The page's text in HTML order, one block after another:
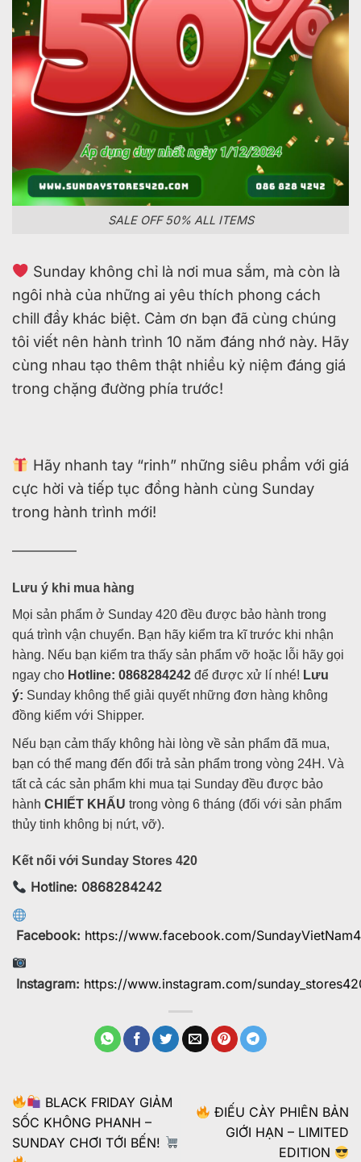
SALE OFF 50% ALL ITEMS
Sunday không chỉ là nơi mua sắm, mà còn là
ngôi nhà của những ai yêu thích phong cách
chill đầy khác biệt. Cảm ơn bạn đã cùng chúng
tôi viết nên hành trình 10 năm đáng nhớ này. Hãy
cùng nhau tạo thêm thật nhiều kỷ niệm đáng giá
trong chặng đường phía trước!
Hãy nhanh tay “rinh” những siêu phẩm với giá
cực hời và tiếp tục đồng hành cùng Sunday
trong hành trình mới!
—————
Lưu ý khi mua hàng
Mọi sản phẩm ở Sunday 420 đều được bảo hành trong
quá trình vận chuyển. Bạn hãy kiểm tra kĩ trước khi nhận
hàng. Nếu bạn kiểm tra thấy sản phẩm vỡ hoặc lỗi hãy gọi
ngay cho Hotline: 0868284242 để được xử lí nhé! Lưu
ý: Sunday không thể giải quyết những đơn hàng không
đồng kiểm với Shipper.
Nếu bạn cảm thấy không hài lòng về sản phẩm đã mua,
bạn có thể mang đến đổi trả sản phẩm trong vòng 24H. Và
tất cả các sản phẩm khi mua tại Sunday đều được bảo
hành CHIẾT KHẤU trong vòng 6 tháng (đối với sản phẩm
thủy tinh không bị nứt, vỡ).
Kết nối với Sunday Stores 420
Hotline: 0868284242
Facebook: https://www.facebook.com/
Instagram: https://www.instagram.com/
BLACK FRIDAY GIẢM
SỐC KHÔNG PHANH –
SUNDAY CHƠI TỚI BẾN!
ĐIẾU CÀY PHIÊN BẢN
GIỚI HẠN – LIMITED
EDITION